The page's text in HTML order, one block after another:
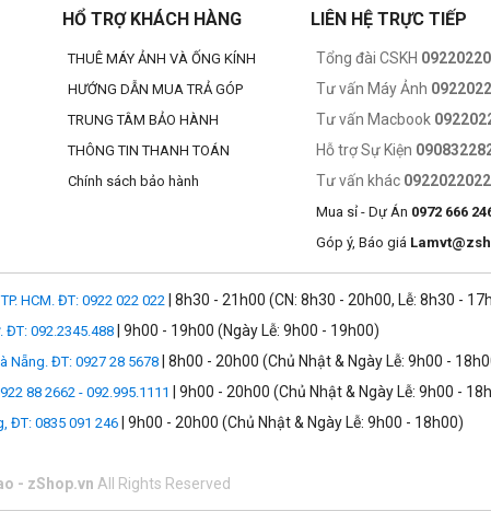
HỔ TRỢ KHÁCH HÀNG
THUÊ MÁY ẢNH VÀ ỐNG KÍNH
HƯỚNG DẪN MUA TRẢ GÓP
TRUNG TÂM BẢO HÀNH
THÔNG TIN THANH TOÁN
Chính sách bảo hành
LIÊN HỆ TRỰC TIẾP
Tổng đài CSKH
Tư vấn Máy Ảnh
Tư vấn Macbook
Hỗ trợ Sự Kiện
Tư vấn khác 0922022022
Mua sỉ - Dự Án 0972 666
Góp ý, Báo giá
HCM. ĐT: 0922 022 022 | 8h30 - 21h00 (CN: 8h30 - 20h00, Lễ: 8h30 -
ĐT: 092.2345.488 | 9h00 - 19h00 (Ngày Lễ: 9h00 - 19h00)
Nẵng. ĐT: 0927 28 5678 | 8h00 - 20h00 (Chủ Nhật & Ngày Lễ: 9h00 -
88 2662 - 092.995.1111
| 9h00 - 20h00 (Chủ Nhật & Ngày Lễ: 9h00 -
ĐT: 0835 091 246 | 9h00 - 20h00 (Chủ Nhật & Ngày Lễ: 9h00 - 18h00)
- zShop.vn All Rights Reserved